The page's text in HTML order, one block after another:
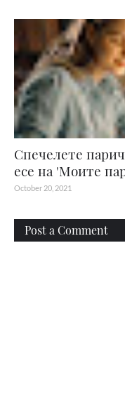
Спечелете
есе на 'Моите
October 20, 2021
Post a Comment